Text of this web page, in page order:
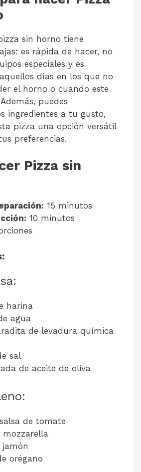
sin horno tiene
es rápida de hacer, no
especiales y es
días en los que no
el horno o cuando este
puedes
ingredientes a tu gusto,
pizza una opción versátil
preferencias.
Pizza sin
15 minutos
10 minutos
harina
agua
de levadura química
sal
de aceite de oliva
de tomate
mozzarella
jamón
orégano